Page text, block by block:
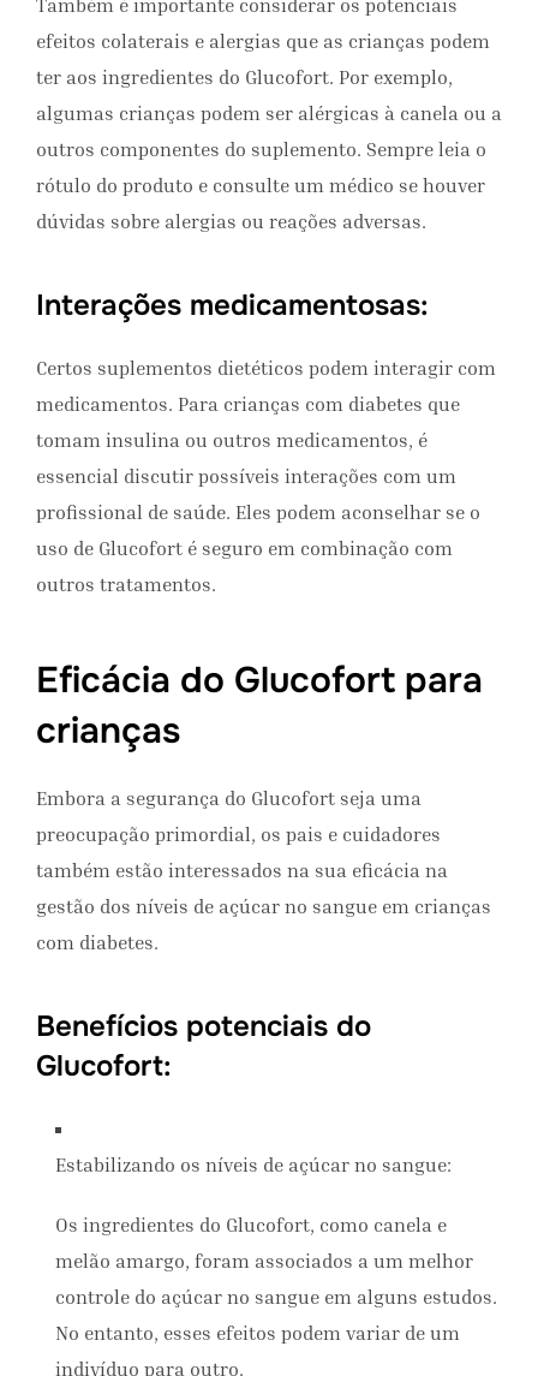
Também é importante considerar os potenciais
efeitos colaterais e alergias que as crianças podem
ter aos ingredientes do Glucofort. Por exemplo,
algumas crianças podem ser alérgicas à canela ou a
outros componentes do suplemento. Sempre leia o
rótulo do produto e consulte um médico se houver
dúvidas sobre alergias ou reações adversas.
Interações medicamentosas:
Certos suplementos dietéticos podem interagir com
medicamentos. Para crianças com diabetes que
tomam insulina ou outros medicamentos, é
essencial discutir possíveis interações com um
profissional de saúde. Eles podem aconselhar se o
uso de Glucofort é seguro em combinação com
outros tratamentos.
Eficácia do Glucofort para
crianças
Embora a segurança do Glucofort seja uma
preocupação primordial, os pais e cuidadores
também estão interessados ​​na sua eficácia na
gestão dos níveis de açúcar no sangue em crianças
com diabetes.
Benefícios potenciais do
Glucofort:
Estabilizando os níveis de açúcar no sangue:
Os ingredientes do Glucofort, como canela e
melão amargo, foram associados a um melhor
controle do açúcar no sangue em alguns estudos.
No entanto, esses efeitos podem variar de um
indivíduo para outro.